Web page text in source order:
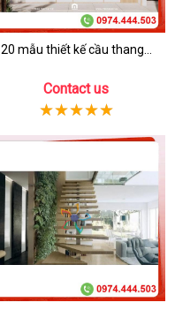
20 mẫu thiết kế cầu thang...
Contact us